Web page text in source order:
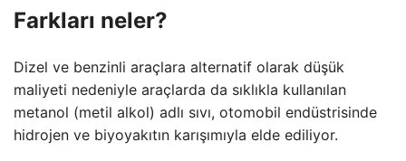
Farkları neler?
Dizel ve benzinli araçlara alternatif olarak düşük
maliyeti nedeniyle araçlarda da sıklıkla kullanılan
metanol (metil alkol) adlı sıvı, otomobil endüstrisinde
hidrojen ve biyoyakıtın karışımıyla elde ediliyor.